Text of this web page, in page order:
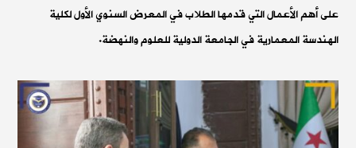
على أهم الأعمال التي قدمها الطلاب في المعرض السنوي الأول لكلية
الهندسة المعمارية في الجامعة الدولية للعلوم والنهضة.